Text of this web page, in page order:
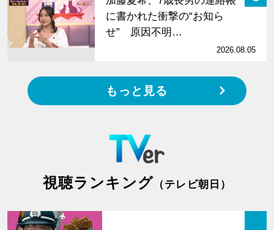
に書かれた衝撃の“お知ら
せ” 原因不明…
2026.08.05
もっと見る
視聴ランキング （テレビ朝日）